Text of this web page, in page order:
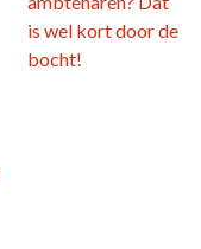
is wel kort door de
bocht!